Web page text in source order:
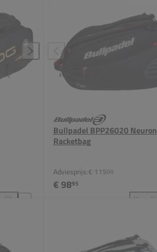
Bullpadel BPP26020 Neuron
Racketbag
Adviesprijs:€ 11500
€ 9895